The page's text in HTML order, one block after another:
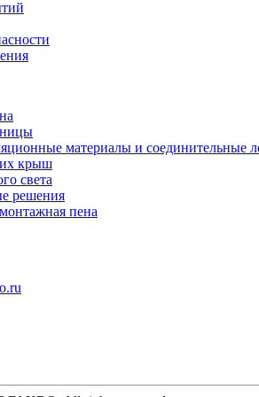
материалы и соединительные
крыш
света
решения
пена